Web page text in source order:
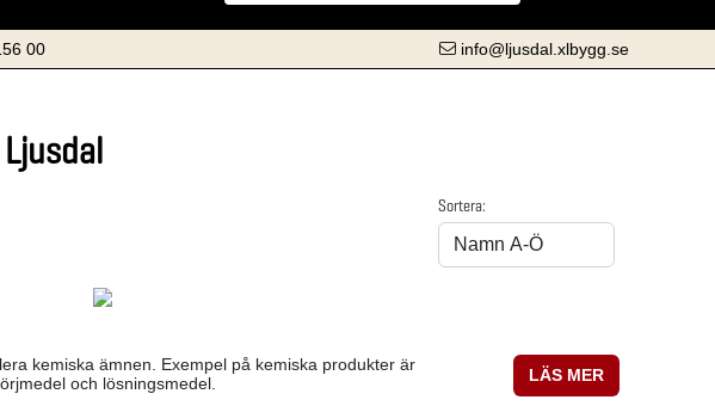
00 info@ljusdal.xlbygg.se
Sortera:
LÄS MER
kemiska ämnen. Exempel på kemiska produkter är
och lösningsmedel.